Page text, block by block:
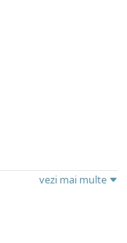
vezi mai multe